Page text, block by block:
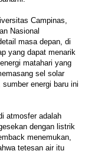
Campinas,
Nasional
masa depan, di
yang dapat menarik
matahari yang
sel solar
energi baru ini
atmosfer adalah
dengan listrik
menemukan,
tetesan air itu